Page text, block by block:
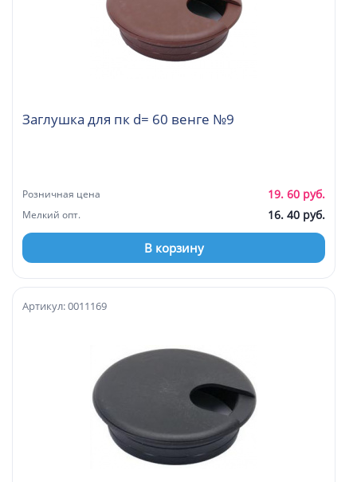
Заглушка для пк d= 60 венге №9
Розничная цена 19. 60 руб.
Мелкий опт. 16. 40 руб.
В корзину
Артикул: 0011169